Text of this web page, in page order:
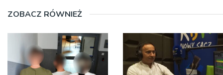
ZOBACZ RÓWNIEŻ